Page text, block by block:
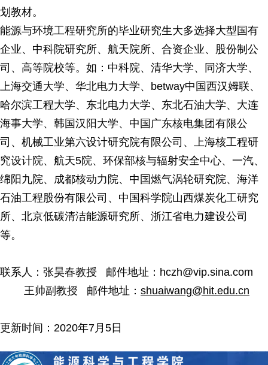
划教材。
能源与环境工程研究所的毕业研究生大多选择大型国有
企业、中科院研究所、航天院所、合资企业、股份制公
司、高等院校等。如：中科院、清华大学、同济大学、
上海交通大学、华北电力大学、betway中国西汉姆联、
哈尔滨工程大学、东北电力大学、东北石油大学、大连
海事大学、韩国汉阳大学、中国广东核电集团有限公
司、机械工业第六设计研究院有限公司、上海核工程研
究设计院、航天5院、环保部核与辐射安全中心、一汽、
绵阳九院、成都核动力院、中国燃气涡轮研究院、海洋
石油工程股份有限公司、中国科学院山西煤炭化工研究
所、北京低碳清洁能源研究所、浙江省电力建设公司
等。
联系人：张昊春教授 邮件地址：hczh@vip.sina.com
王帅副教授 邮件地址： shuaiwang@hit.edu.cn
更新时间：2020年7月5日